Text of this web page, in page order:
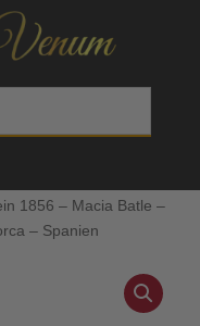
1856 – Macia Batle –
– Spanien